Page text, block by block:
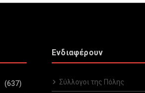
(637)
Ενδιαφέρουν
Σύλλογοι της Πόλης